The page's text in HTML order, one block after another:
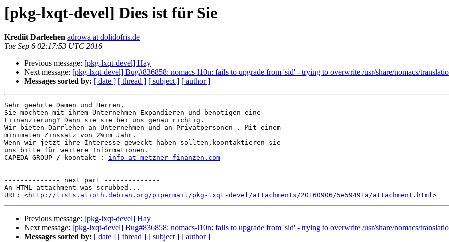
[pkg-lxqt-devel] Dies ist für Sie
Krediit Darleehen adrowa at dolidofris.de
Tue Sep 6 02:17:53 UTC 2016
Previous message: [pkg-lxqt-devel] Hay
Next message: [pkg-lxqt-devel] Bug#836858: nomacs-l10n: fails to upgrade from 'sid' - trying to overwrite /usr/share/nomacs/
Messages sorted by: [ date ] [ thread ] [ subject ] [ author ]
Sehr geehrte Damen und Herren,
Sie möchten mit ihrem Unternehmen Expandieren und benötigen eine
Fiinanzierung? Dann sie sie bei uns genau richtig.
Wir bieten Darrlehen an Unternehmen und an Privatpersonen . Mit einem
minimalen Zinssatz von 2%im Jahr.
Wenn wir jetzt ihre Interesse geweckt haben sollten,koontaktieren sie
uns bitte für weitere Informationen.
CAPEDA GROUP / koontakt : info at metzner-finanzen.com
-------------- next part --------------
An HTML attachment was scrubbed...
URL: <http://lists.alioth.debian.org/pipermail/pkg-lxqt-devel/attachments/20160906/5e59491a/attachment.html
Previous message: [pkg-lxqt-devel] Hay
Next message: [pkg-lxqt-devel] Bug#836858: nomacs-l10n: fails to upgrade from 'sid' - trying to overwrite /usr/share/nomacs/
Messages sorted by: [ date ] [ thread ] [ subject ] [ author ]